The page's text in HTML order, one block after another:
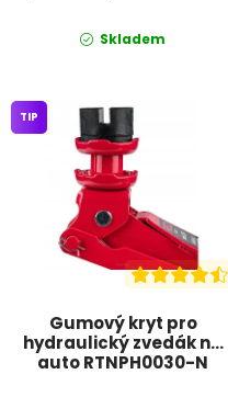
Skladem
Gumový kryt pro
hydraulický zvedák na
auto RTNPH0030-N
TIP